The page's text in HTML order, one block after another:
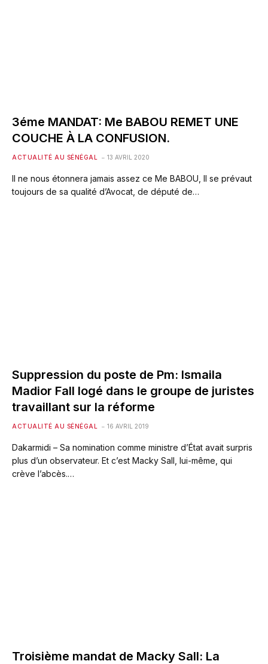
3éme MANDAT: Me BABOU REMET UNE
COUCHE À LA CONFUSION.
ACTUALITÉ AU SÉNÉGAL 13 AVRIL 2020
Il ne nous étonnera jamais assez ce Me BABOU, Il se prévaut
toujours de sa qualité d’Avocat, de député de…
Suppression du poste de Pm: Ismaila
Madior Fall logé dans le groupe de juristes
travaillant sur la réforme
ACTUALITÉ AU SÉNÉGAL 16 AVRIL 2019
Dakarmidi – Sa nomination comme ministre d’État avait surpris
plus d’un observateur. Et c’est Macky Sall, lui-même, qui
crève l’abcès.…
Troisième mandat de Macky Sall: La